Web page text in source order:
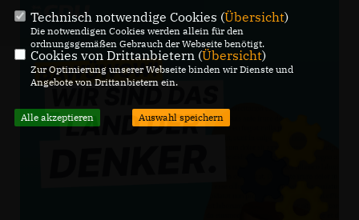
Technisch notwendige Cookies (Übersicht)
Die notwendigen Cookies werden allein für den
ordnungsgemäßen Gebrauch der Webseite benötigt.
Cookies von Drittanbietern (Übersicht)
Zur Optimierung unserer Webseite binden wir Dienste und
Angebote von Drittanbietern ein.
Alle akzeptieren Auswahl speichern